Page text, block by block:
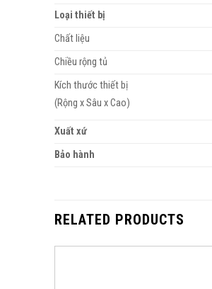
Loại thiết bị
Chất liệu
Chiều rộng tủ
Kích thước thiết bị
(Rộng x Sâu x Cao)
Xuất xứ
Bảo hành
RELATED PRODUCTS